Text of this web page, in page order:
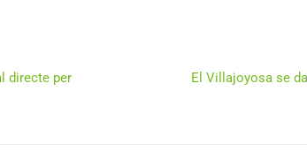
directe per
El Villajoyosa se